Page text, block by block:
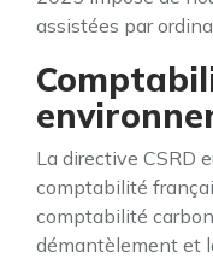
assistées par
La directive CSRD
comptabilité
comptabilité
démantèlement et